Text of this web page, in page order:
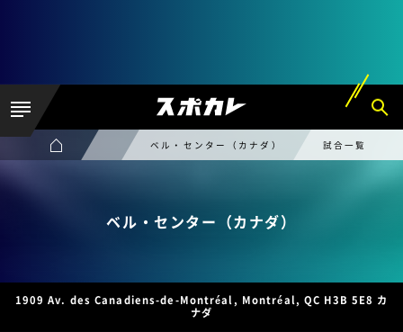
ベル・センター（カナダ） 試合一覧
ベル・センター（カナダ）
1909 Av. des Canadiens-de-Montréal, Montréal, QC H3B 5E8 カ
ナダ